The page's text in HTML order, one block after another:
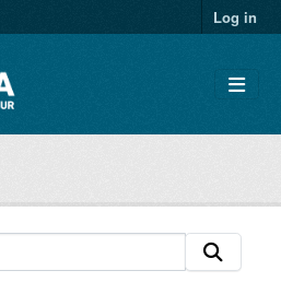
Log in